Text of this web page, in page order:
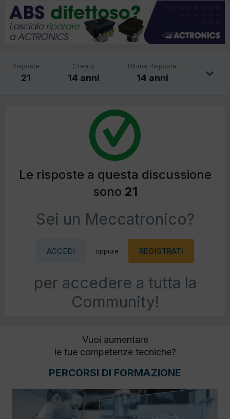
Risposte
21
Creato
14 anni
Ultima Risposta
14 anni
Le risposte a questa discussione
sono 21
Sei un Meccatronico?
ACCEDI oppure REGISTRATI
per accedere a tutta la
Community!
Vuoi aumentare
le tue competenze tecniche?
PERCORSI DI FORMAZIONE